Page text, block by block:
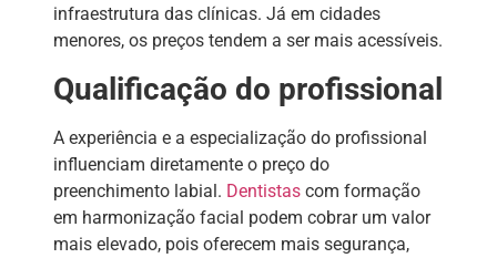
infraestrutura das clínicas. Já em cidades
menores, os preços tendem a ser mais acessíveis.
Qualificação do profissional
A experiência e a especialização do profissional
influenciam diretamente o preço do
preenchimento labial. Dentistas com formação
em harmonização facial podem cobrar um valor
mais elevado, pois oferecem mais segurança,